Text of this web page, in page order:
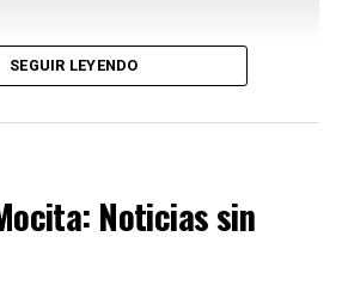
SEGUIR LEYENDO
Noticias sin